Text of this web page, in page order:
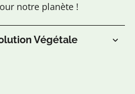
notre planète !
Végétale